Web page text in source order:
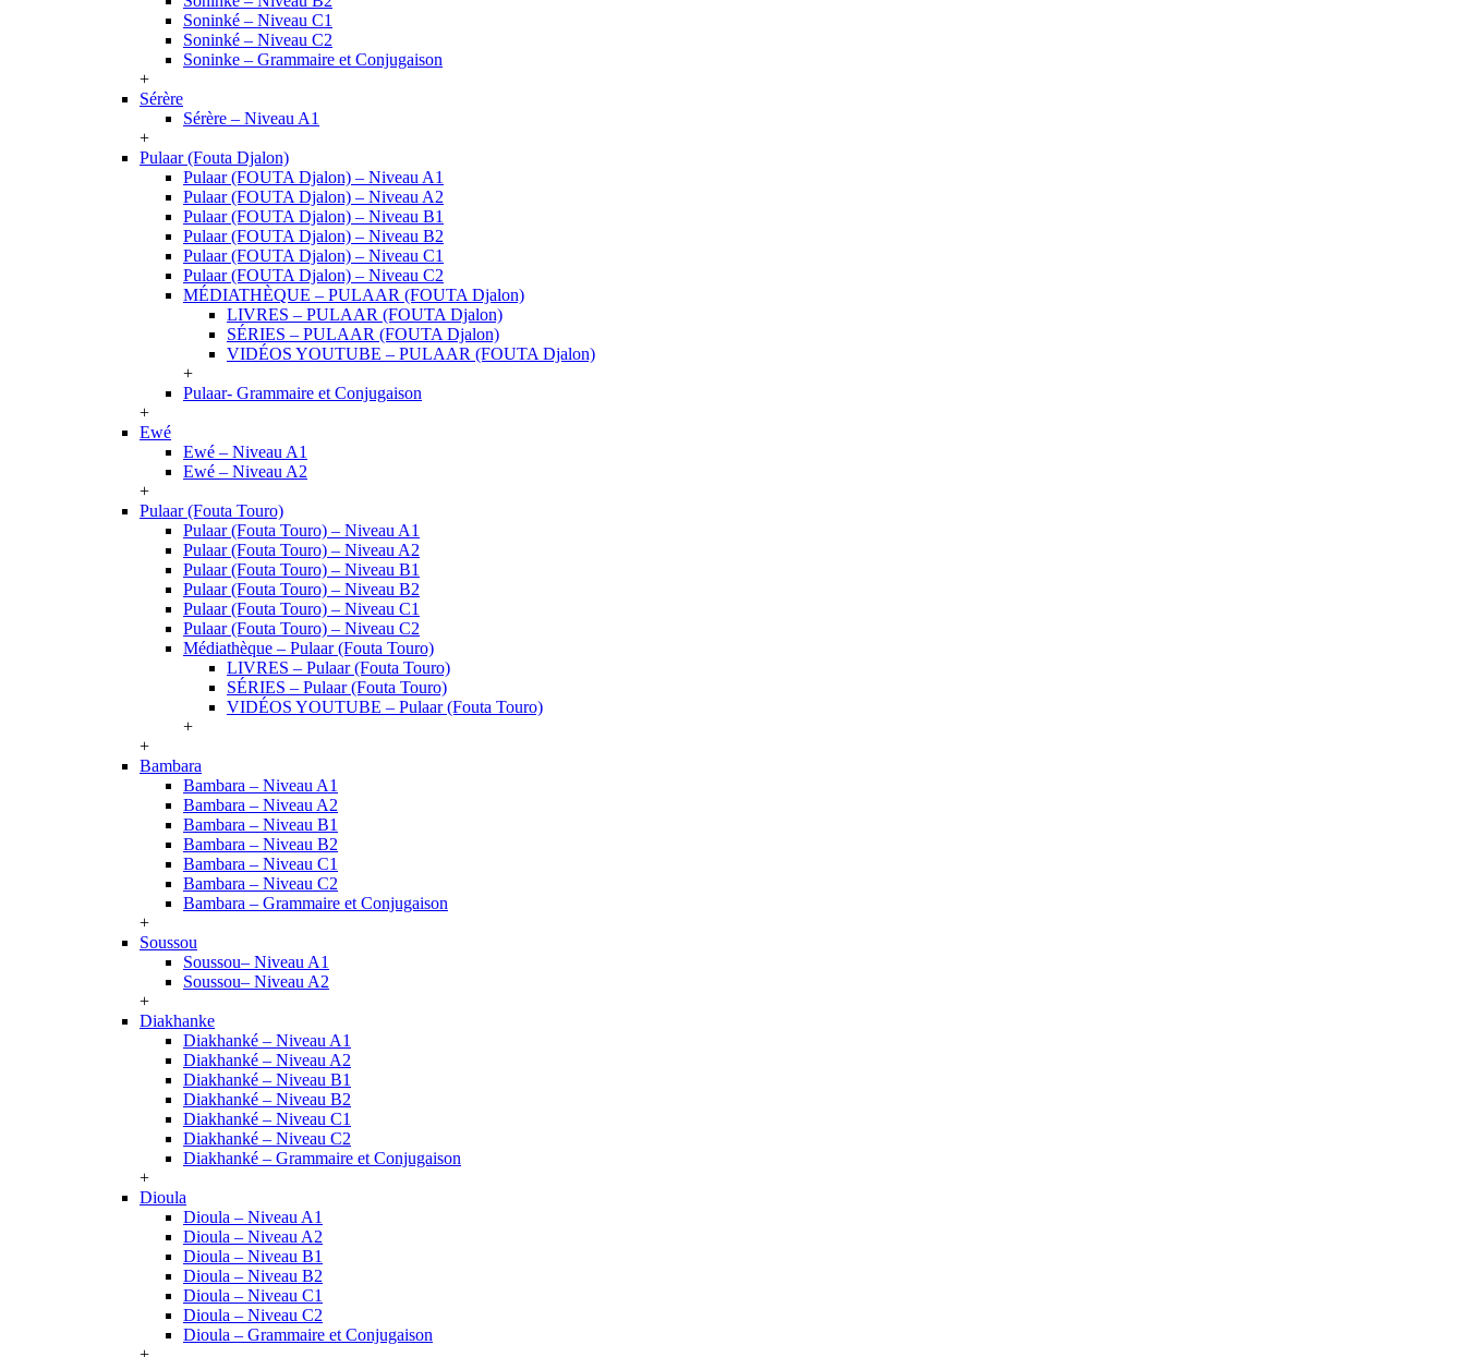
Soninké – Niveau C1
Soninké – Niveau C2
Soninke – Grammaire et Conjugaison
+
Sérère
Sérère – Niveau A1
+
Pulaar (Fouta Djalon)
Pulaar (FOUTA Djalon) – Niveau A1
Pulaar (FOUTA Djalon) – Niveau A2
Pulaar (FOUTA Djalon) – Niveau B1
Pulaar (FOUTA Djalon) – Niveau B2
Pulaar (FOUTA Djalon) – Niveau C1
Pulaar (FOUTA Djalon) – Niveau C2
MÉDIATHÈQUE – PULAAR (FOUTA Djalon)
LIVRES – PULAAR (FOUTA Djalon)
SÉRIES – PULAAR (FOUTA Djalon)
VIDÉOS YOUTUBE – PULAAR (FOUTA Djalon)
+
Pulaar- Grammaire et Conjugaison
+
Ewé
Ewé – Niveau A1
Ewé – Niveau A2
+
Pulaar (Fouta Touro)
Pulaar (Fouta Touro) – Niveau A1
Pulaar (Fouta Touro) – Niveau A2
Pulaar (Fouta Touro) – Niveau B1
Pulaar (Fouta Touro) – Niveau B2
Pulaar (Fouta Touro) – Niveau C1
Pulaar (Fouta Touro) – Niveau C2
Médiathèque – Pulaar (Fouta Touro)
LIVRES – Pulaar (Fouta Touro)
SÉRIES – Pulaar (Fouta Touro)
VIDÉOS YOUTUBE – Pulaar (Fouta Touro)
+
+
Bambara
Bambara – Niveau A1
Bambara – Niveau A2
Bambara – Niveau B1
Bambara – Niveau B2
Bambara – Niveau C1
Bambara – Niveau C2
Bambara – Grammaire et Conjugaison
+
Soussou
Soussou– Niveau A1
Soussou– Niveau A2
+
Diakhanke
Diakhanké – Niveau A1
Diakhanké – Niveau A2
Diakhanké – Niveau B1
Diakhanké – Niveau B2
Diakhanké – Niveau C1
Diakhanké – Niveau C2
Diakhanké – Grammaire et Conjugaison
+
Dioula
Dioula – Niveau A1
Dioula – Niveau A2
Dioula – Niveau B1
Dioula – Niveau B2
Dioula – Niveau C1
Dioula – Niveau C2
Dioula – Grammaire et Conjugaison